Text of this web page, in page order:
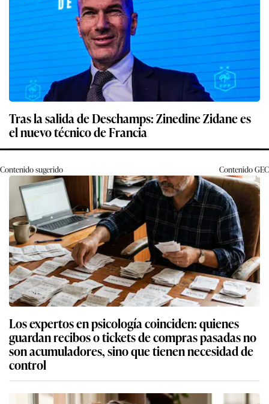
Tras la salida de Deschamps: Zinedine Zidane es
el nuevo técnico de Francia
Contenido sugerido ContenidoGEC
Los expertos en psicología coinciden: quienes
guardan recibos o tickets de compras pasadas no
son acumuladores, sino que tienen necesidad de
control